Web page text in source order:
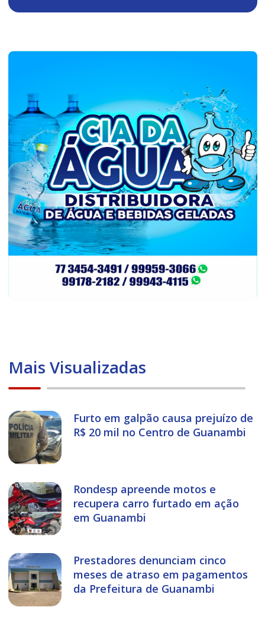
Mais Visualizadas
Furto em galpão causa prejuízo de
R$ 20 mil no Centro de Guanambi
Rondesp apreende motos e
recupera carro furtado em ação
em Guanambi
Prestadores denunciam cinco
meses de atraso em pagamentos
da Prefeitura de Guanambi